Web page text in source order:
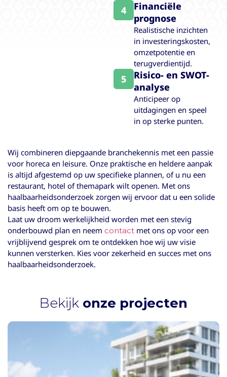
4
Financiële
prognose
Realistische inzichten
in investeringskosten,
omzetpotentie en
terugverdientijd.
5
Risico- en SWOT-
analyse
Anticipeer op
uitdagingen en speel
in op sterke punten.
Wij combineren diepgaande branchekennis met een passie
voor horeca en leisure. Onze praktische en heldere aanpak
is altijd afgestemd op uw specifieke plannen, of u nu een
restaurant, hotel of themapark wilt openen. Met ons
haalbaarheidsonderzoek zorgen wij ervoor dat u een solide
basis heeft om op te bouwen.
Laat uw droom werkelijkheid worden met een stevig
onderbouwd plan en neem contact met ons op voor een
vrijblijvend gesprek om te ontdekken hoe wij uw visie
kunnen versterken. Kies voor zekerheid en succes met ons
haalbaarheidsonderzoek.
Bekijk onze projecten